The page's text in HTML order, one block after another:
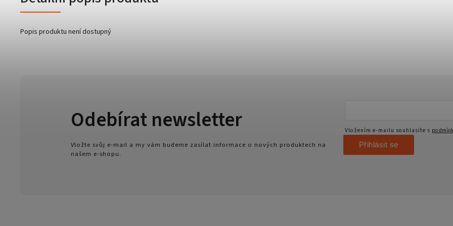
Popis produktu není dostupný
Odebírat newsletter
Vložte svůj e-mail a my vám budeme zasílat informace o nových produktech na
našem e-shopu.
Vložením e-mailu souhlasíte s
Přihlásit se